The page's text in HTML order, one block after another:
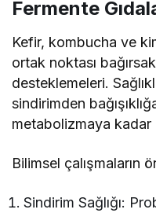
Fermente
Kefir, kombucha ve
ortak noktası
desteklemeleri.
sindirimden
metabolizmaya
Bilimsel çalışmaların
Sindirim Sağlığı: